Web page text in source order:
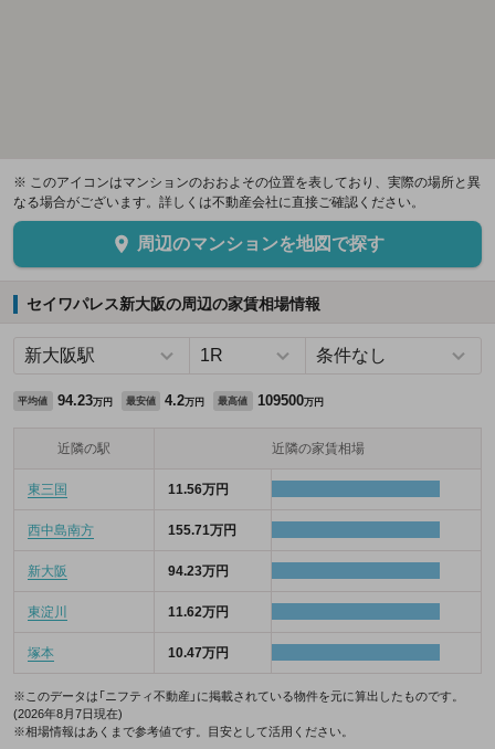
※ このアイコンはマンションのおおよその位置を表しており、実際の場所と異
なる場合がございます。詳しくは不動産会社に直接ご確認ください。
周辺のマンションを地図で探す
セイワパレス新大阪の周辺の家賃相場情報
平均値 94.23万円 最安値 4.2万円 最高値 109500万円
近隣の駅 近隣の家賃相場
東三国 11.56万円
西中島南方 155.71万円
新大阪 94.23万円
東淀川 11.62万円
塚本 10.47万円
※このデータは「ニフティ不動産」に掲載されている物件を元に算出したものです。
(2026年8月7日現在)
※相場情報はあくまで参考値です。目安として活用ください。